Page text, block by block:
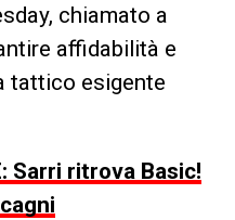
chiamato a
affidabilità e
tattico esigente
Sarri ritrova Basic!